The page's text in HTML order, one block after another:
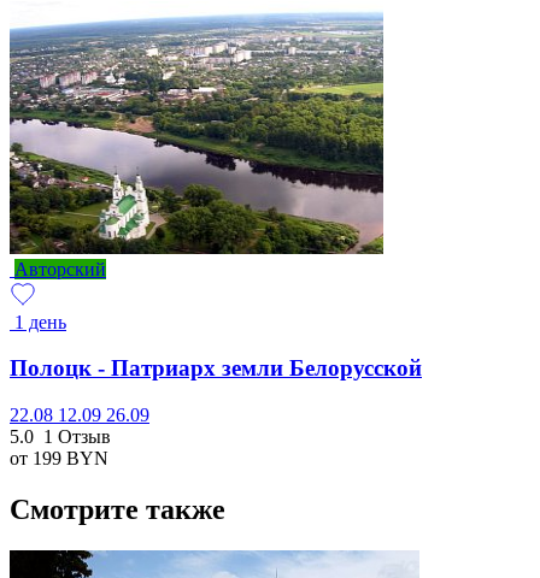
Авторский
1 день
Полоцк - Патриарх земли Белорусской
22.08 12.09 26.09
5.0 1 Отзыв
от 199 BYN
Смотрите также